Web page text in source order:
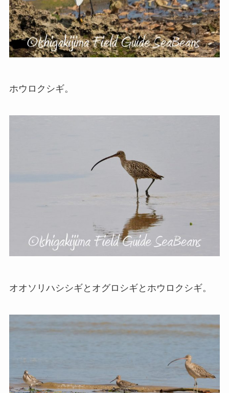
ホウロクシギ。
オオソリハシシギとオグロシギとホウロクシギ。